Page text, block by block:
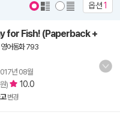
옵션1
for Fish! (Paperback +
영어동화 793
년 08월
) 10.0
변경